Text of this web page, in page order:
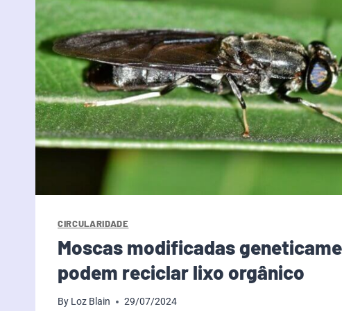
CIRCULARIDADE
Moscas modificadas
podem reciclar lixo orgânico
By Loz Blain 29/07/2024